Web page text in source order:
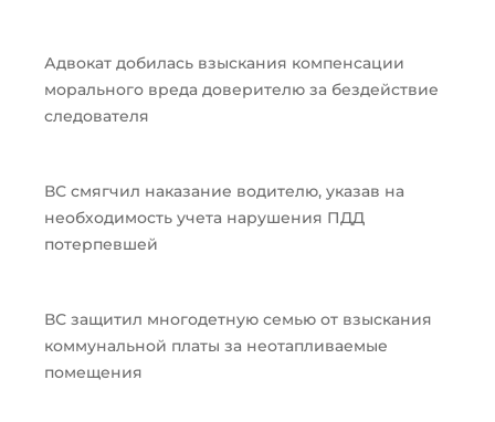
Адвокат добилась взыскания компенсации
морального вреда доверителю за бездействие
следователя
ВС смягчил наказание водителю, указав на
необходимость учета нарушения ПДД
потерпевшей
ВС защитил многодетную семью от взыскания
коммунальной платы за неотапливаемые
помещения